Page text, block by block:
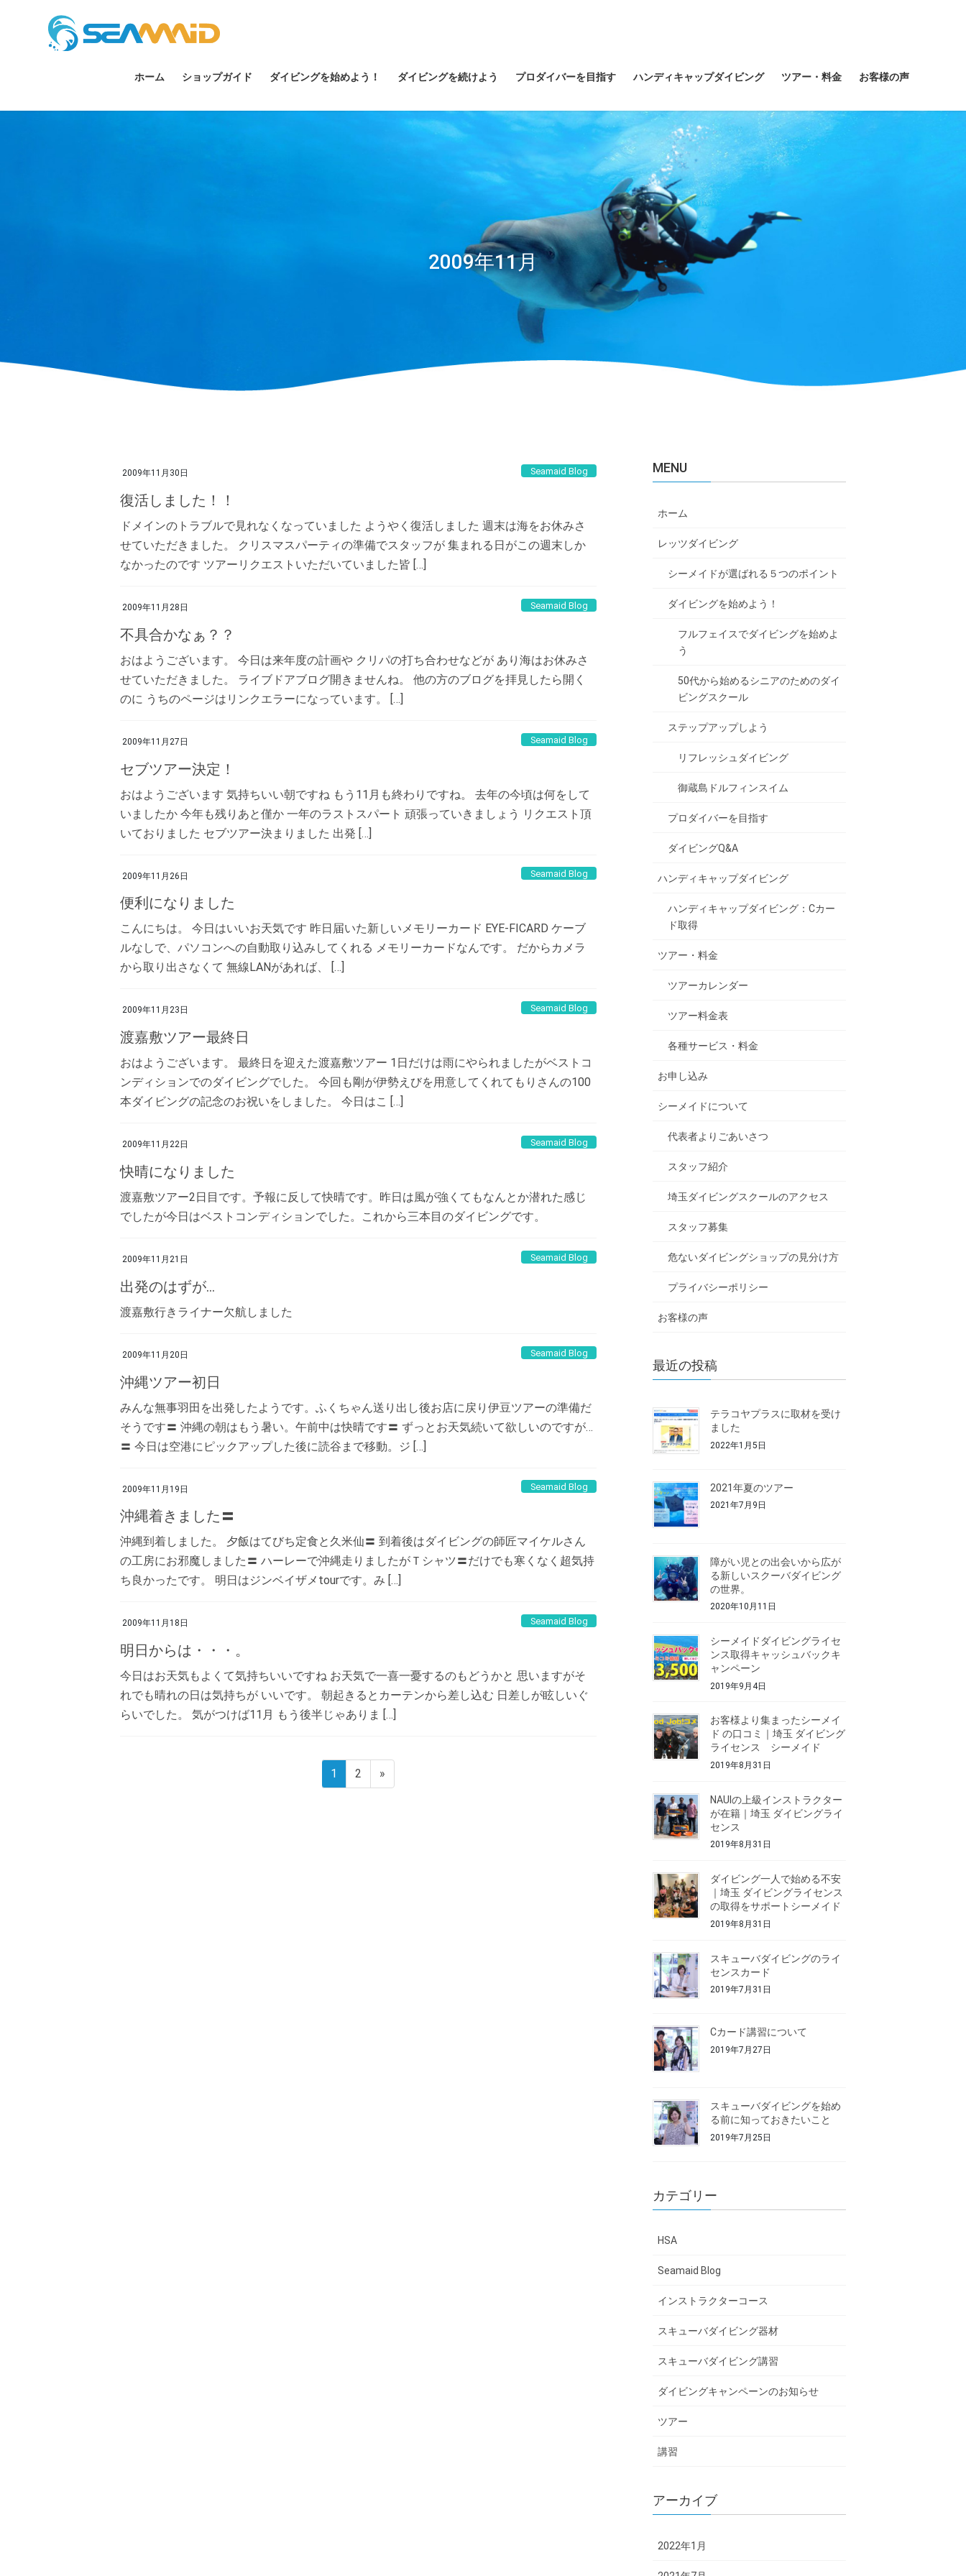
ホーム ショップガイド ダイビングを始めよう！ ダイビングを続けよう プロダイバーを目指す ハンディキャップダイビング ツアー・料金 お客様の声
2009年11月
2009年11月30日 Seamaid Blog
復活しました！！
ドメインのトラブルで見れなくなっていました ようやく復活しました 週末は海をお休みさ
せていただきました。 クリスマスパーティの準備でスタッフが 集まれる日がこの週末しか
なかったのです ツアーリクエストいただいていました皆 […]
2009年11月28日 Seamaid Blog
不具合かなぁ？？
おはようございます。 今日は来年度の計画や クリパの打ち合わせなどが あり海はお休みさ
せていただきました。 ライブドアブログ開きませんね。 他の方のブログを拝見したら開く
のに うちのページはリンクエラーになっています。 […]
2009年11月27日 Seamaid Blog
セブツアー決定！
おはようございます 気持ちいい朝ですね もう11月も終わりですね。 去年の今頃は何をして
いましたか 今年も残りあと僅か 一年のラストスパート 頑張っていきましょう リクエスト頂
いておりました セブツアー決まりました 出発 […]
2009年11月26日 Seamaid Blog
便利になりました
こんにちは。 今日はいいお天気です 昨日届いた新しいメモリーカード EYE-FICARD ケーブ
ルなしで、パソコンへの自動取り込みしてくれる メモリーカードなんです。 だからカメラ
から取り出さなくて 無線LANがあれば、 […]
2009年11月23日 Seamaid Blog
渡嘉敷ツアー最終日
おはようございます。 最終日を迎えた渡嘉敷ツアー 1日だけは雨にやられましたがベストコ
ンディションでのダイビングでした。 今回も剛が伊勢えびを用意してくれてもりさんの100
本ダイビングの記念のお祝いをしました。 今日はこ […]
2009年11月22日 Seamaid Blog
快晴になりました
渡嘉敷ツアー2日目です。予報に反して快晴です。昨日は風が強くてもなんとか潜れた感じ
でしたが今日はベストコンディションでした。これから三本目のダイビングです。
2009年11月21日 Seamaid Blog
出発のはずが…
渡嘉敷行きライナー欠航しました
2009年11月20日 Seamaid Blog
沖縄ツアー初日
みんな無事羽田を出発したようです。ふくちゃん送り出し後お店に戻り伊豆ツアーの準備だ
そうです〓 沖縄の朝はもう暑い。午前中は快晴です〓 ずっとお天気続いて欲しいのですが…
〓 今日は空港にピックアップした後に読谷まで移動。ジ […]
2009年11月19日 Seamaid Blog
沖縄着きました〓
沖縄到着しました。 夕飯はてびち定食と久米仙〓 到着後はダイビングの師匠マイケルさん
の工房にお邪魔しました〓 ハーレーで沖縄走りましたがＴシャツ〓だけでも寒くなく超気持
ち良かったです。 明日はジンベイザメtourです。み […]
2009年11月18日 Seamaid Blog
明日からは・・・。
今日はお天気もよくて気持ちいいですね お天気で一喜一憂するのもどうかと 思いますがそ
れでも晴れの日は気持ちが いいです。 朝起きるとカーテンから差し込む 日差しが眩しいぐ
らいでした。 気がつけば11月 もう後半じゃありま […]
1 2 »
MENU
ホーム
レッツダイビング
シーメイドが選ばれる５つのポイント
ダイビングを始めよう！
フルフェイスでダイビングを始めよ
う
50代から始めるシニアのためのダイ
ビングスクール
ステップアップしよう
リフレッシュダイビング
御蔵島ドルフィンスイム
プロダイバーを目指す
ダイビングQ&A
ハンディキャップダイビング
ハンディキャップダイビング：Cカー
ド取得
ツアー・料金
ツアーカレンダー
ツアー料金表
各種サービス・料金
お申し込み
シーメイドについて
代表者よりごあいさつ
スタッフ紹介
埼玉ダイビングスクールのアクセス
スタッフ募集
危ないダイビングショップの見分け方
プライバシーポリシー
お客様の声
最近の投稿
テラコヤプラスに取材を受け
ました
2022年1月5日
2021年夏のツアー
2021年7月9日
障がい児との出会いから広が
る新しいスクーバダイビング
の世界。
2020年10月11日
シーメイドダイビングライセ
ンス取得キャッシュバックキ
ャンペーン
2019年9月4日
お客様より集まったシーメイ
ド の口コミ｜埼玉 ダイビング
ライセンス シーメイド
2019年8月31日
NAUIの上級インストラクター
が在籍｜埼玉 ダイビングライ
センス
2019年8月31日
ダイビング一人で始める不安
｜埼玉 ダイビングライセンス
の取得をサポートシーメイド
2019年8月31日
スキューバダイビングのライ
センスカード
2019年7月31日
Cカード講習について
2019年7月27日
スキューバダイビングを始め
る前に知っておきたいこと
2019年7月25日
カテゴリー
HSA
Seamaid Blog
インストラクターコース
スキューバダイビング器材
スキューバダイビング講習
ダイビングキャンペーンのお知らせ
ツアー
講習
アーカイブ
2022年1月